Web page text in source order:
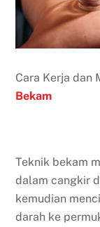
Cara Kerja dan
Bekam
Teknik bekam
dalam cangkir
kemudian
darah ke